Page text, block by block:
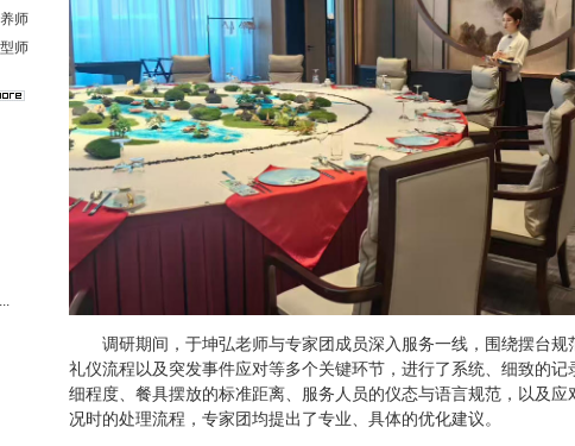
师
师
调研期间，于坤弘老师与专家团成员深入服务一线，围绕摆台规
礼仪流程以及突发事件应对等多个关键环节，进行了系统、细致的记
细程度、餐具摆放的标准距离、服务人员的仪态与语言规范，以及应
况时的处理流程，专家团均提出了专业、具体的优化建议。